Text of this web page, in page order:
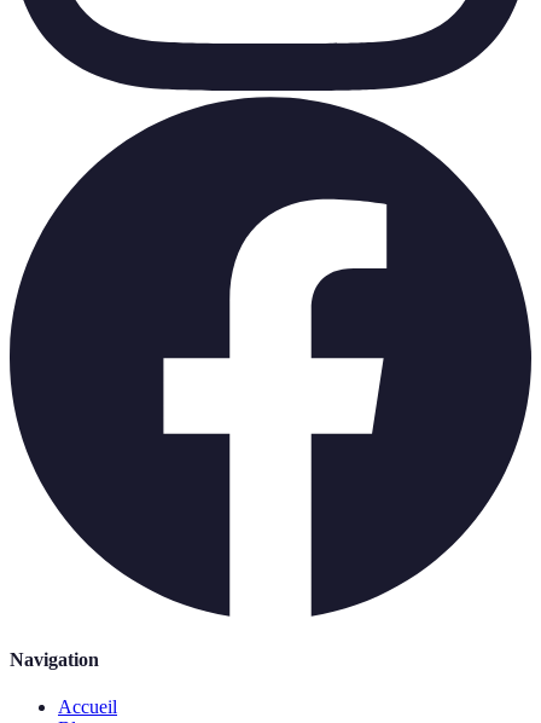
Navigation
Accueil